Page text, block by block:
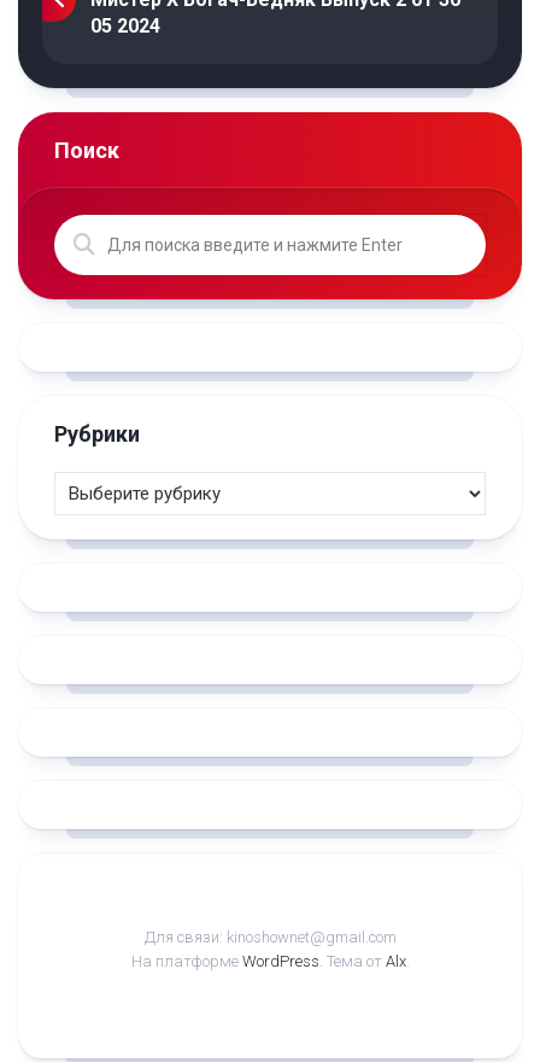
05 2024
Поиск
Рубрики
Для связи: kinoshownet@gmail.com
На платформе WordPress. Тема от Alx.